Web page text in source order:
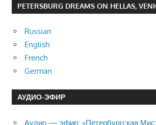
PETERSBURG DREAMS ON HELLAS,
Russian
English
French
German
АУДИО-ЭФИР
Аудио — эфир: «Петербургская